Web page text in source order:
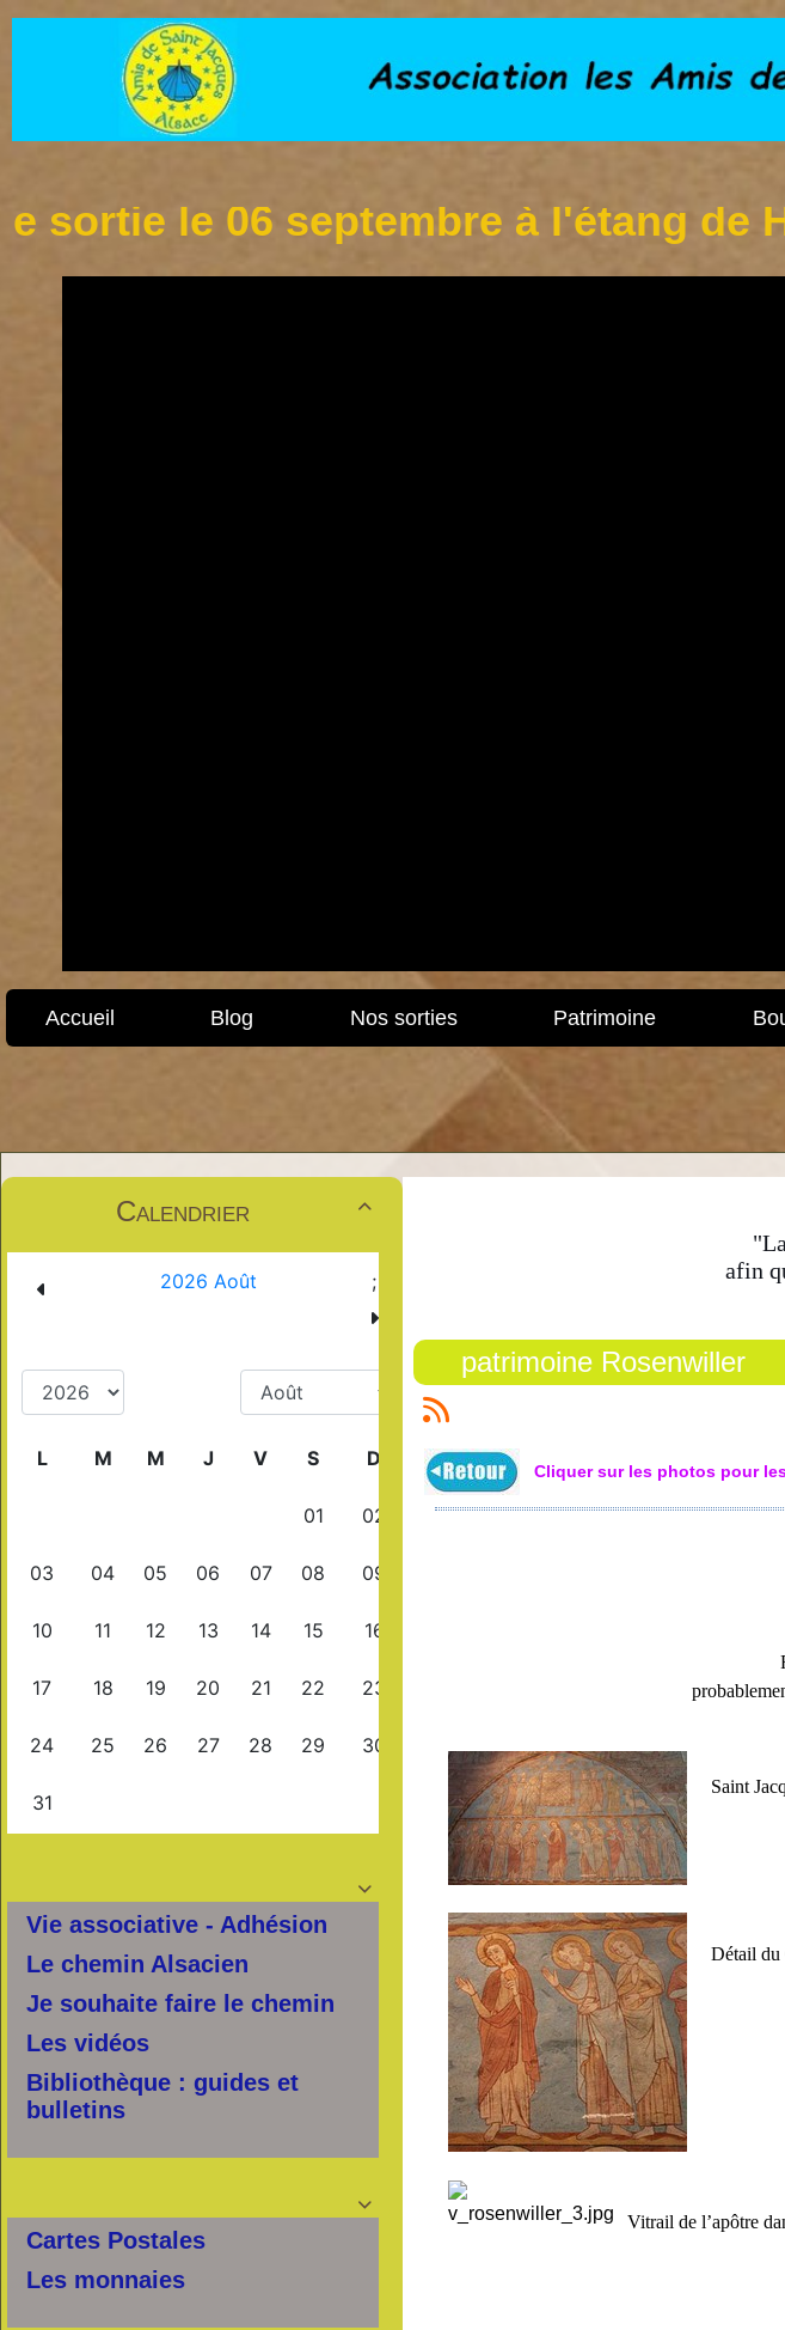
le 06 septembre à l'étang de
Accueil Blog Nos sorties Patrimoine

Calendrier

Vie associative - Adhésion
Le chemin Alsacien
Je souhaite faire le chemin
Les vidéos
Bibliothèque : guides et
bulletins

Cartes Postales
Les monnaies
afin
patrimoine Rosenwiller
Cliquer sur les photos pour
Saint
Détail du
Vitrail de l’apôtre